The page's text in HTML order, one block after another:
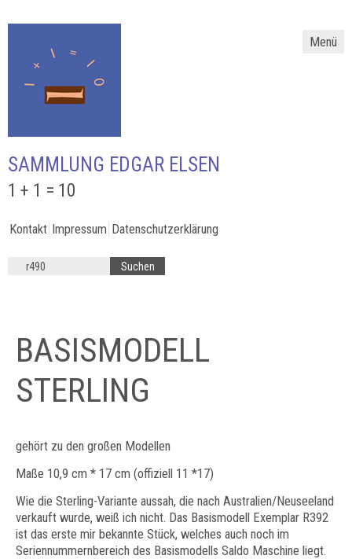
Menü
SAMMLUNG EDGAR ELSEN
1 + 1 = 10
Kontakt Impressum Datenschutzerklärung
BASISMODELL
STERLING
gehört zu den großen Modellen
Maße 10,9 cm * 17 cm (offiziell 11 *17)
Wie die Sterling-Variante aussah, die nach Australien/Neuseeland
verkauft wurde, weiß ich nicht. Das Basismodell Exemplar R392
ist das erste mir bekannte Stück, welches auch noch im
Seriennummernbereich des Basismodells Saldo Maschine liegt.